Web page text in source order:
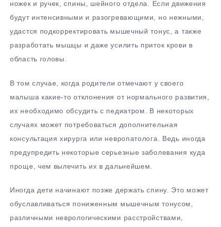
ножек и ручек, спины, шейного отдела. Если движения
будут интенсивными и разогревающими, но нежными,
удастся подкорректировать мышечный тонус, а также
разработать мышцы и даже усилить приток крови в
область головы.
В том случае, когда родители отмечают у своего
малыша какие-то отклонения от нормального развития,
их необходимо обсудить с педиатром. В некоторых
случаях может потребоваться дополнительная
консультация хирурга или невропатолога. Ведь иногда
предупредить некоторые серьезные заболевания куда
проще, чем вылечить их в дальнейшем.
Иногда дети начинают позже держать спину. Это может
обуславливаться пониженным мышечным тонусом,
различными неврологическими расстройствами,